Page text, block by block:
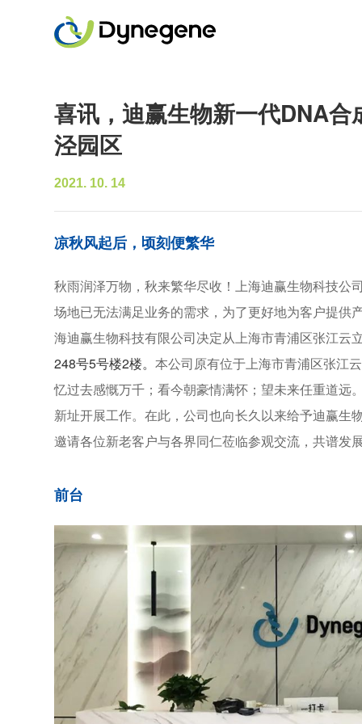
喜讯，迪赢生物新一代DNA
泾园区
2021. 10. 14
凉秋风起后，顷刻便繁华
秋雨润泽万物，秋来繁华尽收！上海迪赢生物科技
场地已无法满足业务的需求，为了更好地为客户提
海迪赢生物科技有限公司决定从上海市青浦区张江云
248号5号楼2楼。本公司原有位于上海市青浦区张江
忆过去感慨万千；看今朝豪情满怀；望未来任重道
新址开展工作。在此，公司也向长久以来给予迪赢
邀请各位新老客户与各界同仁莅临参观交流，共谱发
前台